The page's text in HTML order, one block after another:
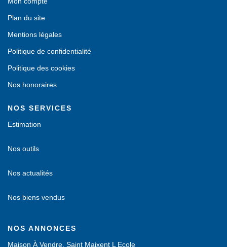
Plan du site
Mentions légales
Politique de confidentialité
Politique des cookies
Nos honoraires
NOS SERVICES
Estimation
Nos outils
Nos actualités
Nos biens vendus
NOS ANNONCES
Maison À Vendre, Saint Maixent L Ecole